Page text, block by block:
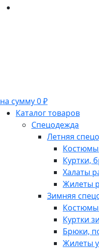
на сумму 0 ₽
Каталог товаров
Спецодежда
Летняя
Костюмы
Куртки,
Халаты
Жилеты
Зимняя
Куртки
Брюки,
Жилеты